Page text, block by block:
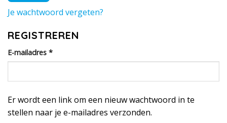
Je wachtwoord vergeten?
REGISTREREN
E-mailadres *Vereist
Er wordt een link om een nieuw wachtwoord in te
stellen naar je e-mailadres verzonden.